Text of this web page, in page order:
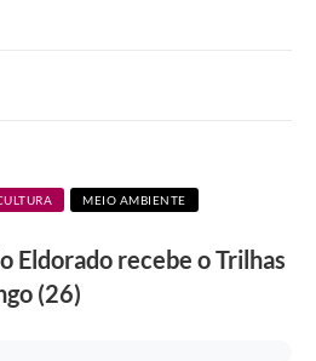
MEIO AMBIENTE
Eldorado recebe o Trilhas
(26)
i
a